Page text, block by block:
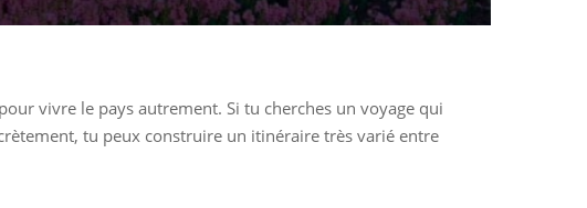
vivre le pays autrement. Si tu cherches un voyage qui
tu peux construire un itinéraire très varié entre